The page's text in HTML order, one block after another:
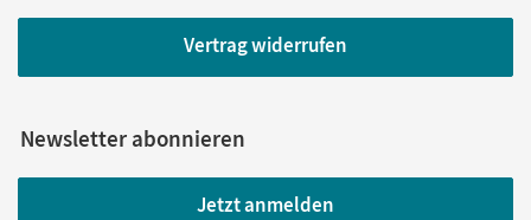
Vertrag widerrufen
Newsletter abonnieren
Jetzt anmelden